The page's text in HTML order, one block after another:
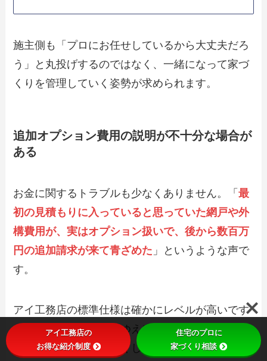
施主側も「プロにお任せしているから大丈夫だろ
う」と丸投げするのではなく、一緒になって家づ
くりを管理していく姿勢が求められます。
追加オプション費用の説明が不十分な場合が
ある
お金に関するトラブルも少なくありません。「最
初の見積もりに入っていると思っていた網戸や外
構費用が、実はオプション扱いで、後から数百万
円の追加請求が来て青ざめた 」というような声で
す。
アイ工務店の標準仕様は確かにレベルが高いです
が、自由設計であるがゆえに、「これもやりた
い」「ここをもっと広くしたい」と要望を伝えて
アイ工務店の
お得な紹介制度
住宅のプロに
家づくり相談